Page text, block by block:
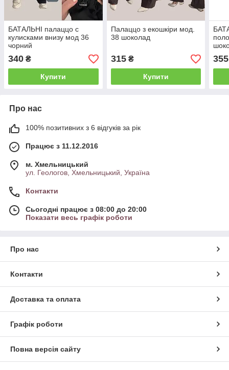
БАТАЛЬНІ палаццо с
кулисками внизу мод 36
чорний
340 ₴
Купити
Палаццо з екошкіри мод.
38 шоколад
315₴
Купити
355
Про нас
100% позитивних з 6 відгуків за рік
Працює з 11.12.2016
м. Хмельницький
ул. Геологов, Хмельницький, Україна
Контакти
Сьогодні працює з 08:00 до 20:00
Показати весь графік роботи
Про нас
Контакти
Доставка та оплата
Графік роботи
Повна версія сайту